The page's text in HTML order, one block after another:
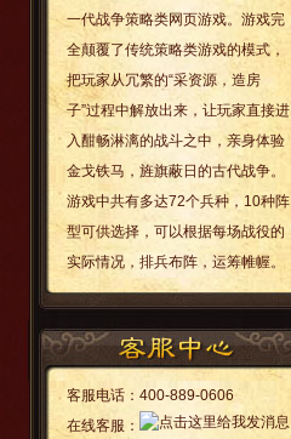
一代战争策略类网页游戏。游戏完
全颠覆了传统策略类游戏的模式，
把玩家从冗繁的“采资源，造房
子”过程中解放出来，让玩家直接进
入酣畅淋漓的战斗之中，亲身体验
金戈铁马，旌旗蔽日的古代战争。
游戏中共有多达72个兵种，10种阵
型可供选择，可以根据每场战役的
实际情况，排兵布阵，运筹帷幄。
客服电话： 400-889-0606
在线客服：